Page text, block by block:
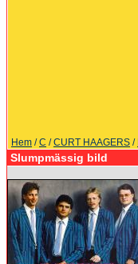
Hem /C /CURT HAAGERS /
Slumpmässig bild